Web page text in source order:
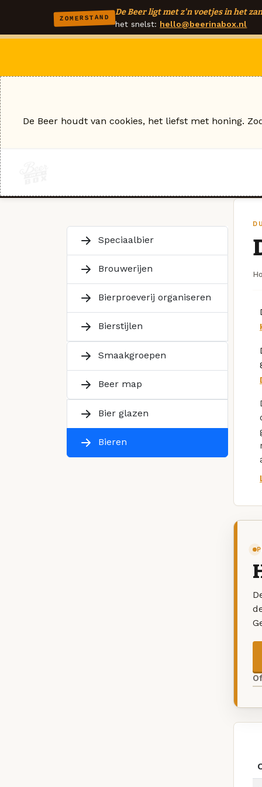
ZOMERSTAND
De Beer ligt met z'n voetjes in het
het snelst: hello@beerinabox.nl
Speciaalbier
Brouwerijen
Bierproeverij organiseren
Bierstijlen
Smaakgroepen
Beer map
Bier glazen
Bieren
De Beer houdt van cookies, het liefst met honing.